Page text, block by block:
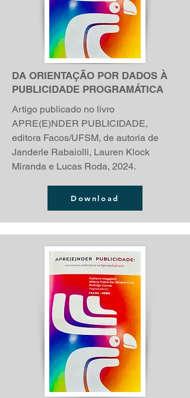
DA ORIENTAÇÃO POR DADOS À
PUBLICIDADE PROGRAMÁTICA
Artigo publicado no livro
APRE(E)NDER PUBLICIDADE,
editora Facos/UFSM, de autoria de
Janderle Rabaiolli, Lauren Klock
Miranda e Lucas Roda, 2024.
Download